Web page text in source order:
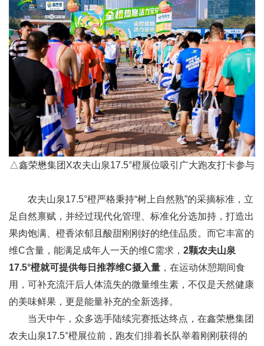
△鑫荣懋集团X农夫山泉17.5°橙展位吸引广大跑友打卡参与
农夫山泉17.5°橙严格秉持“树上自然熟”的采摘标准，立
足自然禀赋，并经过现代化管理、标准化分选加持，打造出
果肉饱满、橙香浓郁且酸甜刚刚好的绝佳品质。而它丰富的
维C含量，能满足成年人一天的维C需求， 2颗农夫山泉
17.5°橙就可提供每日推荐维C摄入量 ，在运动休憩期间食
用，可补充流汗后人体流失的微量维生素，不仅是天然健康
的美味鲜果，更是能量补充的全新选择。
当天中午，众多选手陆续完赛抵达终点，在鑫荣懋集团
农夫山泉17.5°橙展位前，跑友们排着长队举着刚刚获得的